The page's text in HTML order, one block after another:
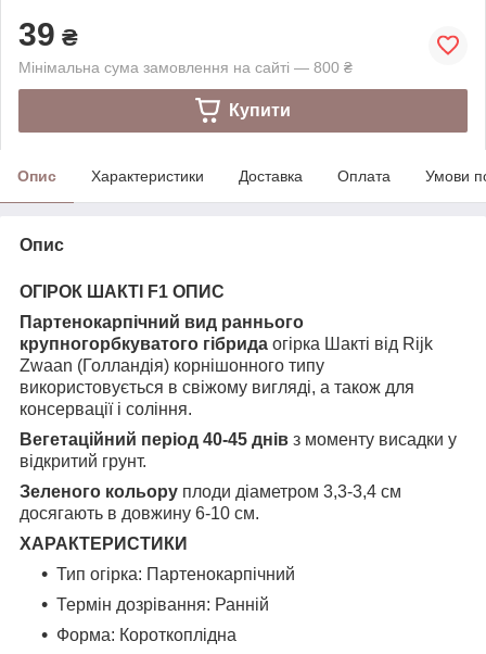
39 ₴
Мінімальна сума замовлення на сайті — 800 ₴
Купити
Опис Характеристики Доставка Оплата Умови
Опис
ОГІРОК ШАКТІ F1 ОПИС
Партенокарпічний вид раннього
крупногорбкуватого гібрида огірка Шакті від Rijk
Zwaan (Голландія) корнішонного типу
використовується в свіжому вигляді, а також для
консервації і соління.
Вегетаційний період 40-45 днів з моменту висадки у
відкритий грунт.
Зеленого кольору плоди діаметром 3,3-3,4 см
досягають в довжину 6-10 см.
ХАРАКТЕРИСТИКИ
Тип огірка: Партенокарпічний
Термін дозрівання: Ранній
Форма: Короткоплідна